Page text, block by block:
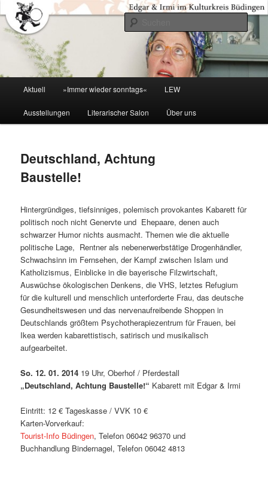
primären
Inhalt
springenKulturkreis Buedingen
Aktuell »Immer wieder sonntags« LEW
Ausstellungen Literarischer Salon Über uns
Deutschland, Achtung
Baustelle!
Hintergründiges, tiefsinniges, polemisch provokantes Kabarett für
politisch noch nicht Genervte und Ehepaare, denen auch
schwarzer Humor nichts ausmacht. Themen wie die aktuelle
politische Lage, Rentner als nebenerwerbstätige Drogenhändler,
Schwachsinn im Fernsehen, der Kampf zwischen Islam und
Katholizismus, Einblicke in die bayerische Filzwirtschaft,
Auswüchse ökologischen Denkens, die VHS, letztes Refugium
für die kulturell und menschlich unterforderte Frau, das deutsche
Gesundheitswesen und das nervenaufreibende Shoppen in
Deutschlands größtem Psychotherapiezentrum für Frauen, bei
Ikea werden kabarettistisch, satirisch und musikalisch
aufgearbeitet.
So. 12. 01. 2014 19 Uhr, Oberhof / Pferdestall
„Deutschland, Achtung Baustelle!“ Kabarett mit Edgar & Irmi
Eintritt: 12 € Tageskasse / VVK 10 €
Karten-Vorverkauf:
Tourist-Info Büdingen, Telefon 06042 96370 und
Buchhandlung Bindernagel, Telefon 06042 4813